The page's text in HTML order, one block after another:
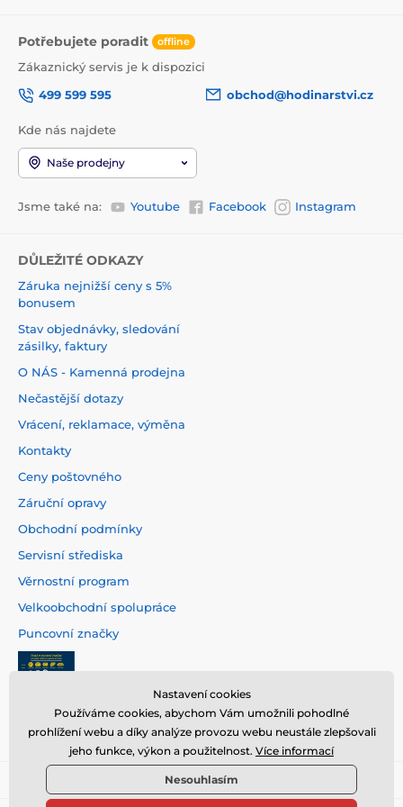
Potřebujete poradit offline
Zákaznický servis je k dispozici
499 599 595
obchod@hodinarstvi.cz
Kde nás najdete
Naše prodejny
Jsme také na: Youtube Facebook Instagram
DŮLEŽITÉ ODKAZY
Záruka nejnižší ceny s 5%
bonusem
Stav objednávky, sledování
zásilky, faktury
O NÁS - Kamenná prodejna
Nečastější dotazy
Vrácení, reklamace, výměna
Kontakty
Ceny poštovného
Záruční opravy
Obchodní podmínky
Servisní střediska
Věrnostní program
Velkoobchodní spolupráce
Puncovní značky
Nastavení cookies
Používáme cookies, abychom Vám umožnili pohodlné
prohlížení webu a díky analýze provozu webu neustále zlepšovali
jeho funkce, výkon a použitelnost. Více informací
Nesouhlasím